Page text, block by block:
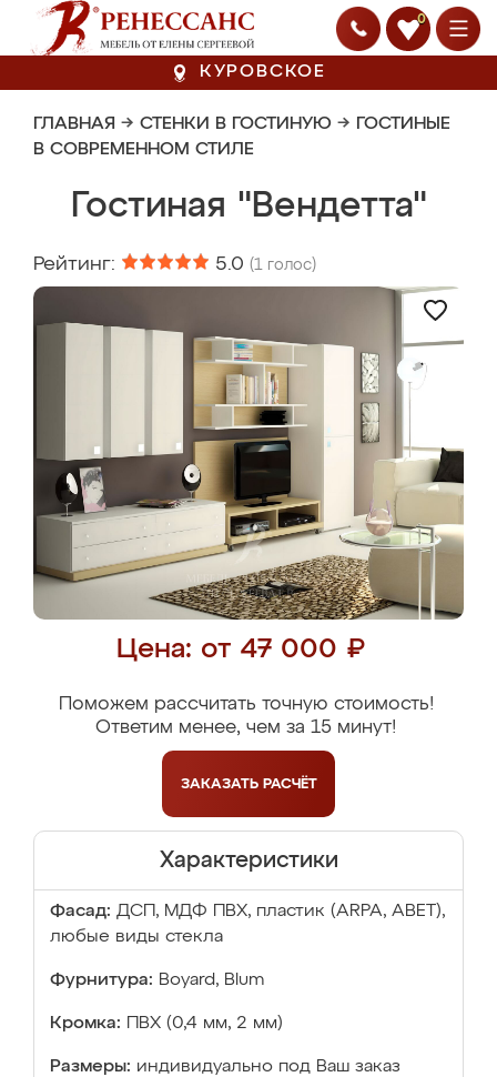
0
КУРОВСКОЕ
ГЛАВНАЯ → СТЕНКИ В ГОСТИНУЮ → ГОСТИНЫЕ
В СОВРЕМЕННОМ СТИЛЕ
Гостиная "Вендетта"
Рейтинг: 5.0 (1 голос)
Цена: от 47 000 ₽
Поможем рассчитать точную стоимость!
Ответим менее, чем за 15 минут!
ЗАКАЗАТЬ РАСЧЁТ
Характеристики
Фасад: ДСП, МДФ ПВХ, пластик (ARPA, ABET),
любые виды стекла
Фурнитура: Boyard, Blum
Кромка: ПВХ (0,4 мм, 2 мм)
Размеры: индивидуально под Ваш заказ